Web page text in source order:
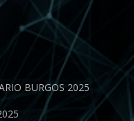
BURGOS 2025